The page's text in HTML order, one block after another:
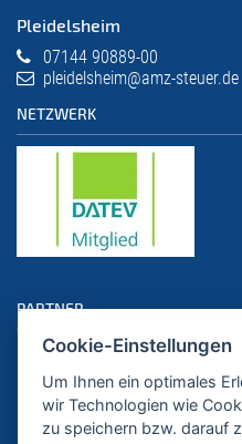
Pleidelsheim
07144 90889-00
pleidelsheim@amz-steuer.de
NETZWERK
PARTNER
Cookie-Einstellungen
Um Ihnen ein optimales
wir Technologien wie
zu speichern bzw. darauf